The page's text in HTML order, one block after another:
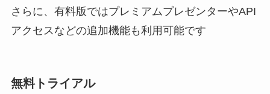
さらに、有料版ではプレミアムプレゼンターやAPI
アクセスなどの追加機能も利用可能です
無料トライアル